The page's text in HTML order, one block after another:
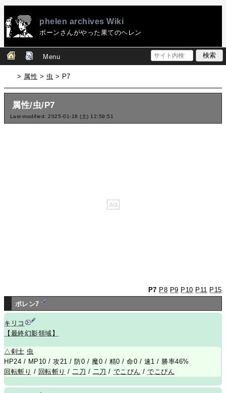
phelen archives Wiki
ポーンさんがやった果てのヘレン
Menu
> 属性 > 虫 > P7
属性/虫/P7
Last-modified: 2025-01-18 (土) 12:59:51
P7 P8 P9 P10 P11 P15
ポレン7
キリコ
【最終幻影領域】
△ 剣士 虫
HP24 / MP10 / 攻21 / 防0 / 魔0 / 精0 / 命0 / 速1 / 勝率46%
回転斬り / 回転斬り / 二刀 / 二刀 / でこぴん /でこぴん